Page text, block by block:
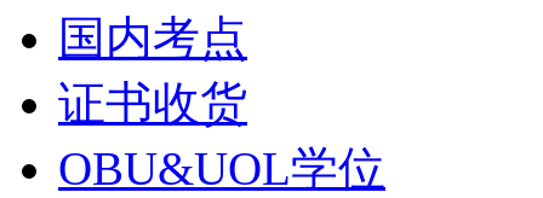
国内考点
证书收货
OBU&UOL学位